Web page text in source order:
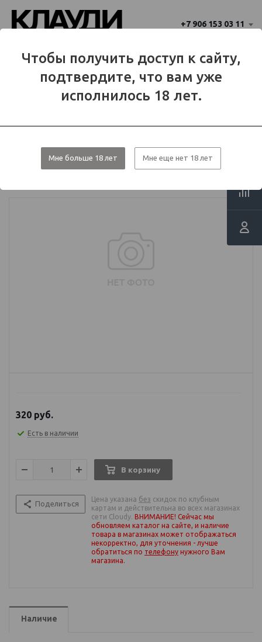
Чтобы получить доступ к сайту,
подтвердите, что вам уже
исполнилось 18 лет.
Мне больше 18 лет Мне еще нет 18 лет
+7 906 153 03 11
Балаково?
Да Нет
Балаково
Ароматизатор пищевой "SHIFT"
320 руб.
Есть в наличии
В корзину
Поделиться
Цена указана без скидок по клубным
картам и действительна во всех магазинах
сети Cloudy. ВНИМАНИЕ! Сейчас мы
обновляем каталог на сайте, и наличие
товара в магазинах может отображаться
некорректно, для уточнения - лучше
обратиться по телефону нужного Вам
магазина.
Наличие